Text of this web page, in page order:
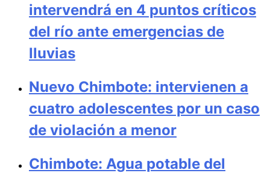
intervendrá en 4 puntos críticos
del río ante emergencias de
lluvias
Nuevo Chimbote: intervienen a
cuatro adolescentes por un caso
de violación a menor
Chimbote: Agua potable del